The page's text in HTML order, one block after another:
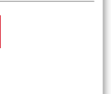
聯發科齊步
挫20元，市